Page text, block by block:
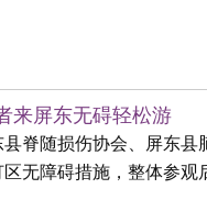
来屏东无碍轻松游
脊随损伤协会、屏东县
无障碍措施，整体参观